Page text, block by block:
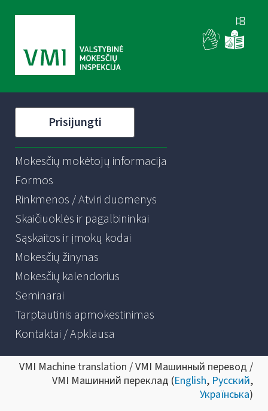
Prisijungti
Mokesčių mokėtojų informacija
Formos
Rinkmenos / Atviri duomenys
Skaičiuoklės ir pagalbininkai
Sąskaitos ir įmokų kodai
Mokesčių žinynas
Mokesčių kalendorius
Seminarai
Tarptautinis apmokestinimas
Kontaktai / Apklausa
VMI Machine translation / VMI Машинный перевод /
VMI Машинний переклад (English, Русский,
Українська)